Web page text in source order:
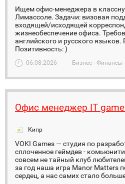
Ищем офис-менеджера в
Лимассоле. Задачи: визовая
входящей/исходящей
жизнеобеспечение офиса.
английского и русского
Позитивность: )
06.08.2026 Бизнес -
Офис менеджер IT
Кипр
VOKI Games — студия по
сплоченное геймдев -
совсем не тайный клуб
за год наша игра Manor Matters
сердец, а нас самих стало